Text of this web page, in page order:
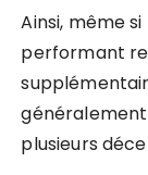
Ainsi, même
performant
plusieurs